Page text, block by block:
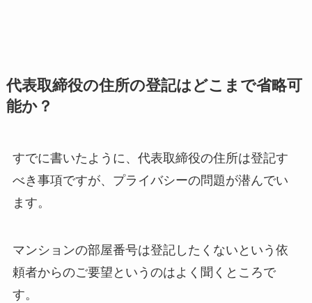
代表取締役の住所の登記はどこまで省略可
能か？
すでに書いたように、代表取締役の住所は登記す
べき事項ですが、プライバシーの問題が潜んでい
ます。
マンションの部屋番号は登記したくないという依
頼者からのご要望というのはよく聞くところで
す。